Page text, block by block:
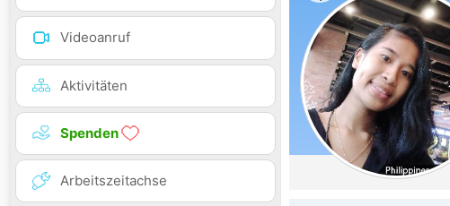
Videoanruf
Aktivitäten
Spenden
Arbeitszeitachse